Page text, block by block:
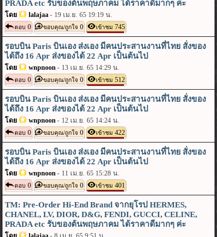
PRADA etc รับของต้นพฤษภาคม ได้ราคาดีมากๆ ค่ะ
โดย lalajaa - 19 เม.ย. 65 19:19 น.
ตอบ 0 ขอบคุณ/ถูกใจ 0 เข้าชม 745
รอบบิน Paris บินเอง ส่งเอง มีคนประสานงานที่ไทย สั่งของ
ได้ถึง 16 Apr ส่งของได้ 22 Apr เป็นต้นไป
โดย wnpnoon - 13 เม.ย. 65 14:29 น.
ตอบ 0 ขอบคุณ/ถูกใจ 0 เข้าชม 512
รอบบิน Paris บินเอง ส่งเอง มีคนประสานงานที่ไทย สั่งของ
ได้ถึง 16 Apr ส่งของได้ 22 Apr เป็นต้นไป
โดย wnpnoon - 12 เม.ย. 65 14:24 น.
ตอบ 0 ขอบคุณ/ถูกใจ 0 เข้าชม 422
รอบบิน Paris บินเอง ส่งเอง มีคนประสานงานที่ไทย สั่งของ
ได้ถึง 16 Apr ส่งของได้ 22 Apr เป็นต้นไป
โดย wnpnoon - 11 เม.ย. 65 15:28 น.
ตอบ 0 ขอบคุณ/ถูกใจ 0 เข้าชม 401
TM: Pre-Order Hi-End Brand จากยุโรป HERMES,
CHANEL, LV, DIOR, D&G, FENDI, GUCCI, CELINE,
PRADA etc รับของต้นพฤษภาคม ได้ราคาดีมากๆ ค่ะ